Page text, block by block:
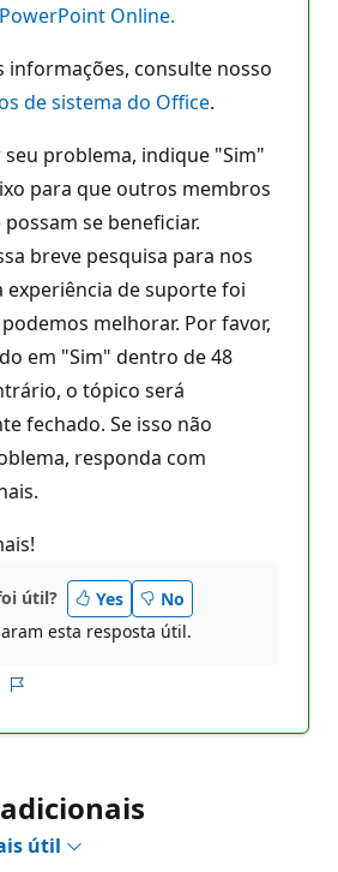
Online.
informações, consulte nosso
de sistema do Office.
seu problema, indique "Sim"
para que outros membros
se beneficiar.
breve pesquisa para nos
experiência de suporte foi
melhorar. Por favor,
em "Sim" dentro de 48
o tópico será
fechado. Se isso não
responda com
útil? Yes
No
esta resposta útil.
útil